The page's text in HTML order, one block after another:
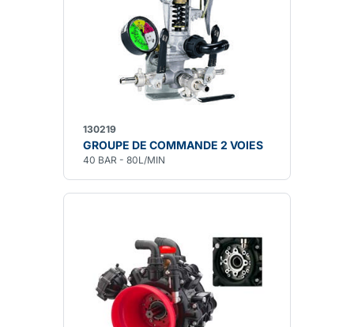
130219
GROUPE DE COMMANDE 2 VOIES
40 BAR - 80L/MIN